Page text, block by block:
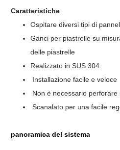
Caratteristiche
Ospitare diversi tipi di
Ganci per piastrelle su
delle piastrelle
Realizzato in SUS 304
Installazione facile e veloce
Non è necessario perforare
Scanalato per una facile
panoramica del sistema